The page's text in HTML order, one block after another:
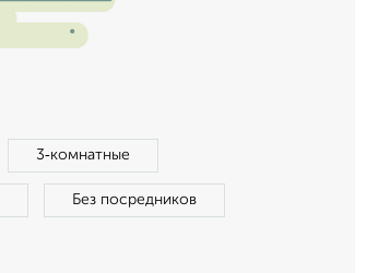
3‑комнатные
Без посредников